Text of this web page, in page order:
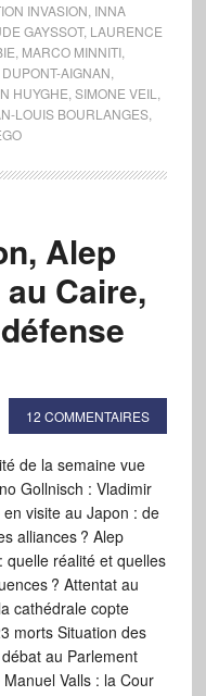
INVASION INNA
GAYSSOT, LAURENCE
MARCO MINNITI,
AIGNAN
HUYGHE SIMONE VEIL
LOUIS BOURLANGES,
Alep
Caire,
12 COMMENTAIRES
de la semaine vue
Gollnisch : Vladimir
en visite au Japon : de
alliances ? Alep
quelle réalité et quelles
? Attentat au
cathédrale copte
morts Situation des
au Parlement
Valls : la Cour